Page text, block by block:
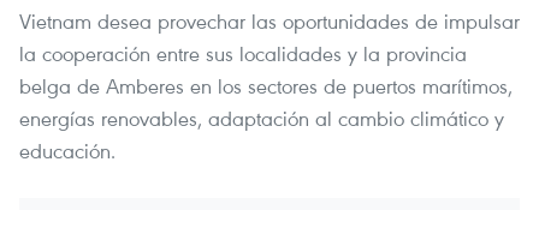
Vietnam desea provechar las oportunidades de impulsar
la cooperación entre sus localidades y la provincia
belga de Amberes en los sectores de puertos marítimos,
energías renovables, adaptación al cambio climático y
educación.